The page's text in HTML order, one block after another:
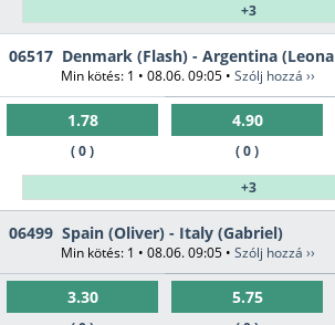
+3
06517 Denmark (Flash) - Argentina
Min kötés: 1 • 08.06. 09:05 • Szólj hozzá ››
1.78
( 0 )
4.90
( 0 )
+3
06499 Spain (Oliver) - Italy (Gabriel)
Min kötés: 1 • 08.06. 09:05 • Szólj hozzá ››
3.30 5.75